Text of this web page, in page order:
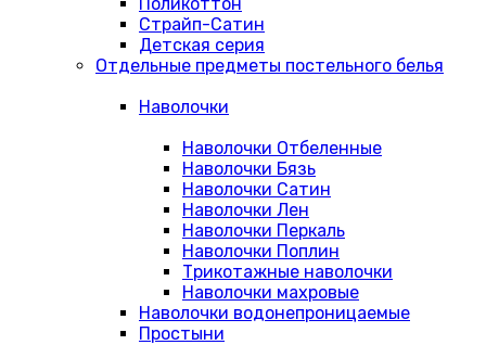
Страйп-Сатин
Детская серия
Отдельные предметы постельного белья
Наволочки
Наволочки Отбеленные
Наволочки Бязь
Наволочки Сатин
Наволочки Лен
Наволочки Перкаль
Наволочки Поплин
Трикотажные наволочки
Наволочки махровые
Наволочки водонепроницаемые
Простыни